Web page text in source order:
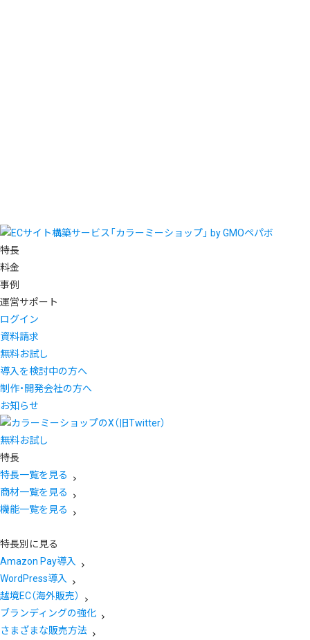
特長
料金
事例
運営サポート
ログイン
資料請求
無料お試し
導入を検討中の方へ
制作・開発会社の方へ
お知らせ
無料お試し
特長
特長一覧を見る
商材一覧を見る
機能一覧を見る
特長別に見る
Amazon Pay導入
WordPress導入
越境EC（海外販売）
ブランディングの強化
さまざまな販売方法